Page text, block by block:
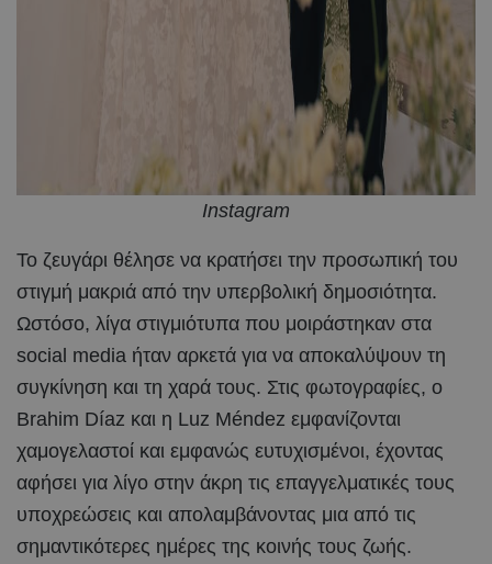
Instagram
Το ζευγάρι θέλησε να κρατήσει την προσωπική του
στιγμή μακριά από την υπερβολική δημοσιότητα.
Ωστόσο, λίγα στιγμιότυπα που μοιράστηκαν στα
social media ήταν αρκετά για να αποκαλύψουν τη
συγκίνηση και τη χαρά τους. Στις φωτογραφίες, ο
Brahim Díaz και η Luz Méndez εμφανίζονται
χαμογελαστοί και εμφανώς ευτυχισμένοι, έχοντας
αφήσει για λίγο στην άκρη τις επαγγελματικές τους
υποχρεώσεις και απολαμβάνοντας μια από τις
σημαντικότερες ημέρες της κοινής τους ζωής.